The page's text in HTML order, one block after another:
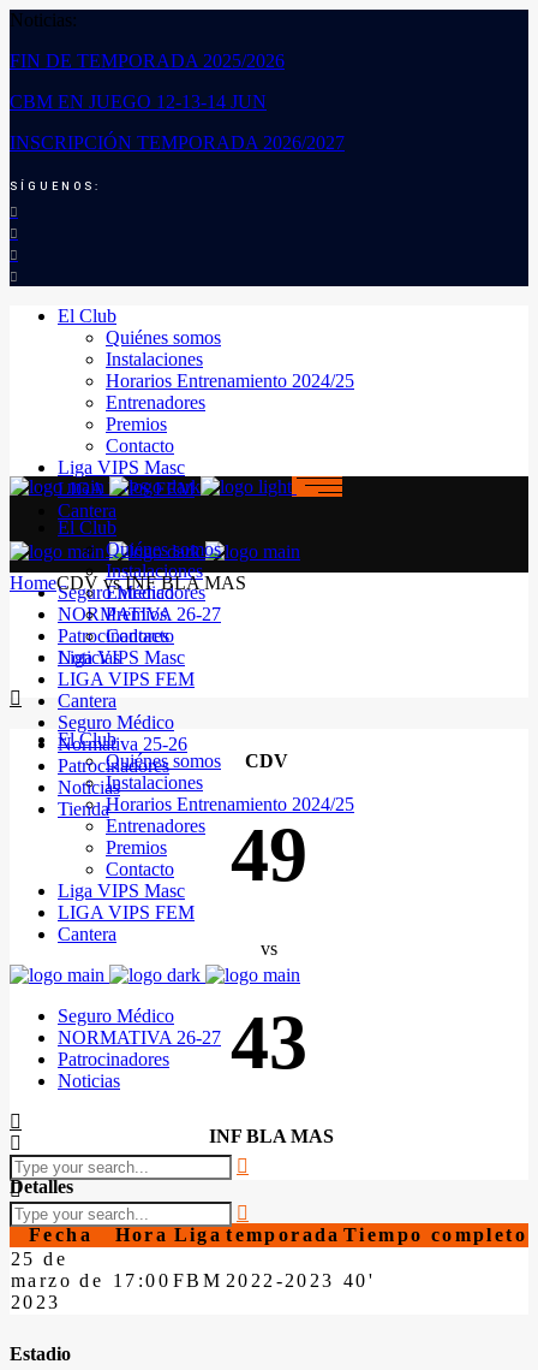
Noticias:
FIN DE TEMPORADA 2025/2026
CBM EN JUEGO 12-13-14 JUN
INSCRIPCIÓN TEMPORADA 2026/2027
SÍGUENOS:
El Club
Quiénes somos
Instalaciones
Horarios Entrenamiento 2024/25
Entrenadores
Premios
Contacto
Liga VIPS Masc
LIGA VIPS FEM
Cantera
Seguro Médico
NORMATIVA 26-27
Patrocinadores
Noticias
El Club
Quiénes somos
Instalaciones
Horarios Entrenamiento 2024/25
Entrenadores
Premios
Contacto
Liga VIPS Masc
LIGA VIPS FEM
Cantera
Seguro Médico
NORMATIVA 26-27
Patrocinadores
Noticias
El Club
Quiénes somos
Instalaciones
Entrenadores
Premios
Contacto
Liga VIPS Masc
LIGA VIPS FEM
Cantera
Seguro Médico
Normativa 25-26
Patrocinadores
Noticias
Tienda
HomeCDV vs INF BLA MAS
CDV
49
vs
43
INF BLA MAS
Detalles
Fecha Hora Liga temporada Tiempo completo
25 de
marzo de
2023
17:00 FBM 2022-2023 40'
Estadio